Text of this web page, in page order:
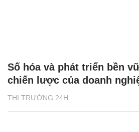
THỊ TRƯỜNG 24H
Số hóa và phát triển bền
chiến lược của doanh